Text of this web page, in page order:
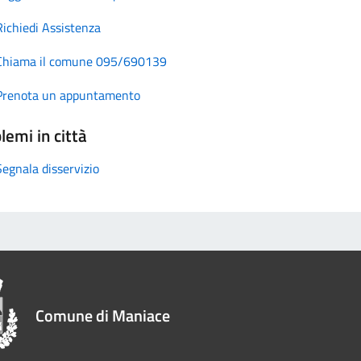
Assistenza
il comune 095/690139
un appuntamento
in città
disservizio
Comune di Maniace